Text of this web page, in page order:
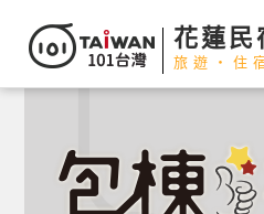
花蓮民
旅遊‧住